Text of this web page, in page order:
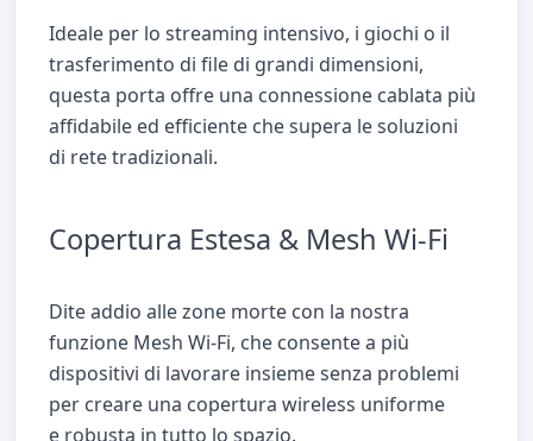
Ideale per lo streaming intensivo, i giochi o il
trasferimento di file di grandi dimensioni,
questa porta offre una connessione cablata più
affidabile ed efficiente che supera le soluzioni
di rete tradizionali.
Copertura Estesa & Mesh Wi-Fi
Dite addio alle zone morte con la nostra
funzione Mesh Wi-Fi, che consente a più
dispositivi di lavorare insieme senza problemi
per creare una copertura wireless uniforme
e robusta in tutto lo spazio.